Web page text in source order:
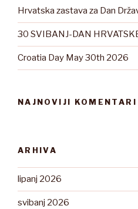
Hrvatska zastava za Dan
30 SVIBANJ-DAN
Croatia Day May 30th 2026
NAJNOVIJI KOMENTARI
ARHIVA
lipanj 2026
svibanj 2026